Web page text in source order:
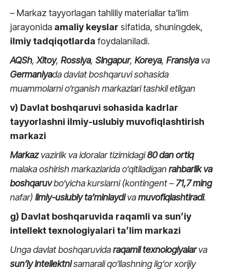
– Markaz tayyorlagan tahliliy materiallar ta’lim
jarayonida amaliy keyslar sifatida, shuningdek,
ilmiy tadqiqotlarda foydalaniladi.
AQSh,Xitoy, Rossiya, Singapur, Koreya, Fransiyava
Germaniyada davlat boshqaruvi sohasida
muammolarni o‘rganish markazlari tashkil etilgan
v) Davlat boshqaruvi sohasida kadrlar
tayyorlashni ilmiy-uslubiy muvofiqlashtirish
markazi
Markazvazirlik va idoralar tizimidagi80dan ortiq
malaka oshirish markazlarida o‘qitiladigan rahbarlik va
boshqaruvbo‘yicha kurslarni (kontingent –71,7ming
nafar) ilmiy-uslubiy ta’minlaydivamuvofiqlashtiradi.
g) Davlat boshqaruvida raqamli va sun’iy
intellekt texnologiyalari ta’lim markazi
Unga davlat boshqaruvidaraqamli texnologiyalarva
sun’iy intellektnisamarali qo‘llashning ilg‘or xorijiy